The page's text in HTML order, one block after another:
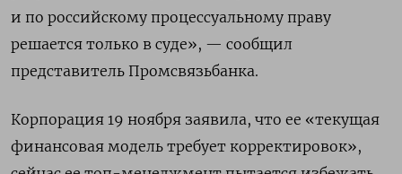
и по российскому процессуальному праву
решается только в суде», — сообщил
представитель Промсвязьбанка.
Корпорация 19 ноября заявила, что ее «текущая
финансовая модель требует корректировок»,